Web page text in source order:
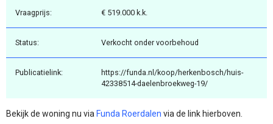
Vraagprijs: € 519.000 k.k.
Status: Verkocht onder voorbehoud
Publicatielink:
https://funda.nl/koop/herkenbosch/huis-
42338514-daelenbroekweg-19/
Bekijk de woning nu via Funda Roerdalen via de link hierboven.